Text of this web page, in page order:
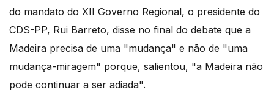
do mandato do XII Governo Regional, o presidente do
CDS-PP, Rui Barreto, disse no final do debate que a
Madeira precisa de uma "mudança" e não de "uma
mudança-miragem" porque, salientou, "a Madeira não
pode continuar a ser adiada".